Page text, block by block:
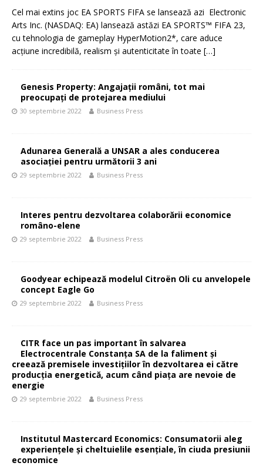
Cel mai extins joc EA SPORTS FIFA se lansează azi Electronic
Arts Inc. (NASDAQ: EA) lansează astăzi EA SPORTS™ FIFA 23,
cu tehnologia de gameplay HyperMotion2*, care aduce
acțiune incredibilă, realism și autenticitate în toate […]
Genesis Property: Angajații români, tot mai
preocupați de protejarea mediului
30 septembrie 2022 Business Press
Adunarea Generală a UNSAR a ales conducerea
asociației pentru următorii 3 ani
29 septembrie 2022 Business Press
Interes pentru dezvoltarea colaborării economice
româno-elene
29 septembrie 2022 Business Press
Goodyear echipează modelul Citroën Oli cu anvelopele
concept Eagle Go
29 septembrie 2022 Business Press
CITR face un pas important în salvarea
Electrocentrale Constanța SA de la faliment și
creează premisele investițiilor în dezvoltarea ei către
producția energetică, acum când piața are nevoie de
energie
29 septembrie 2022 Business Press
Institutul Mastercard Economics: Consumatorii aleg
experiențele și cheltuielile esențiale, în ciuda presiunii
economice